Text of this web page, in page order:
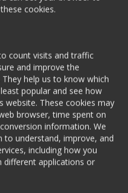
μας
σας για να
σχετικά με τα
cookies.
count visits and traffic
and improve the
help us to know which
popular and see how
website. These cookies may
browser, time spent on
information. We
understand, improve, and
including how you
different applications or